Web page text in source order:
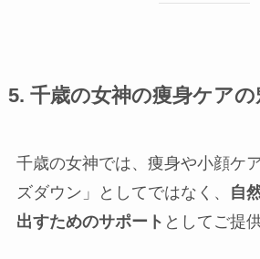
5. 千歳の女神の痩身ケアの
千歳の女神では、痩身や小顔ケ
ズダウン」としてではなく、
自
出すためのサポート としてご提